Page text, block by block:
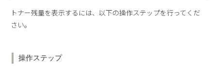
トナー残量を表示するには、以下の操作ステップを行ってくだ
さい。
操作ステップ